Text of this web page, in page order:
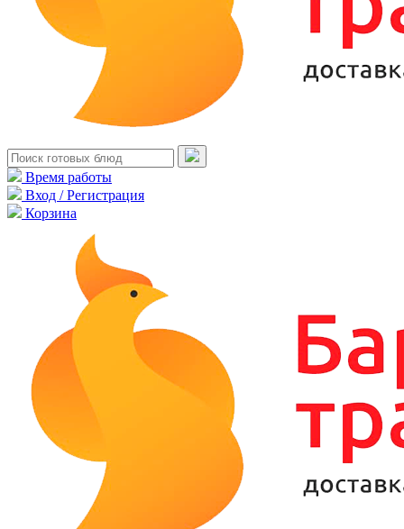
Время работы
Вход / Регистрация
Корзина